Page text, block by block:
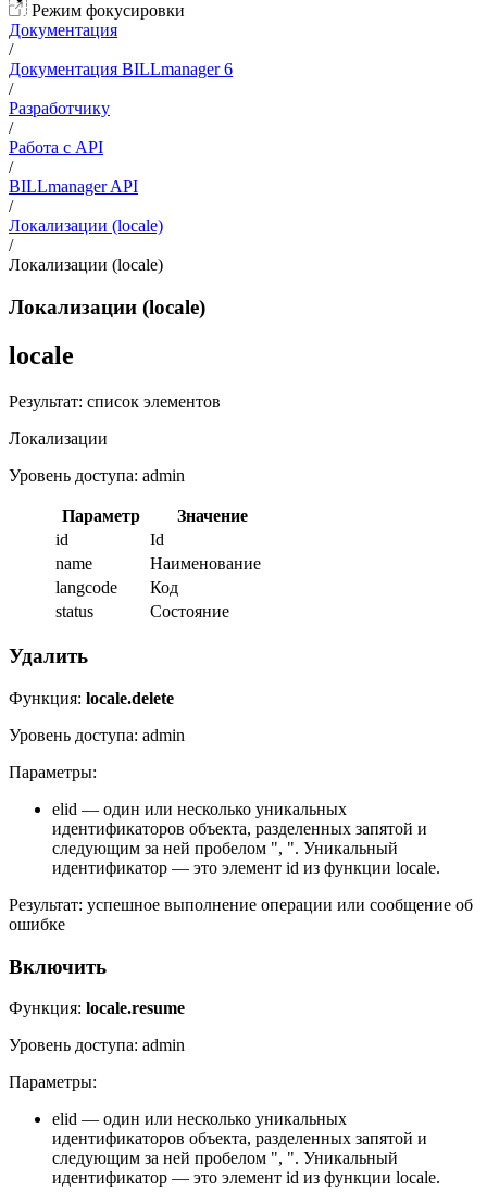
Режим фокусировки
Документация
/
Документация BILLmanager 6
/
Разработчику
/
Работа с API
/
BILLmanager API
/
Локализации (locale)
/
Локализации (locale)
Локализации (locale)
locale
Результат: список элементов
Локализации
Уровень доступа: admin
Параметр
Значение
id
Id
name
Наименование
langcode
Код
status
Состояние
Удалить
Функция: locale.delete
Уровень доступа: admin
Параметры:
elid — один или несколько уникальных
идентификаторов объекта, разделенных запятой и
следующим за ней пробелом ", ". Уникальный
идентификатор — это элемент id из функции locale.
Результат: успешное выполнение операции или сообщение об
ошибке
Включить
Функция: locale.resume
Уровень доступа: admin
Параметры:
elid — один или несколько уникальных
идентификаторов объекта, разделенных запятой и
следующим за ней пробелом ", ". Уникальный
идентификатор — это элемент id из функции locale.